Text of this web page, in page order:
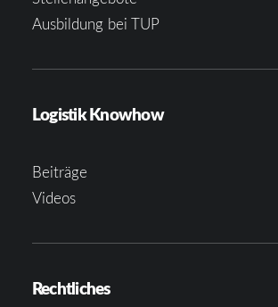
Ausbildung bei TUP
Logistik Knowhow
Beiträge
Videos
Rechtliches